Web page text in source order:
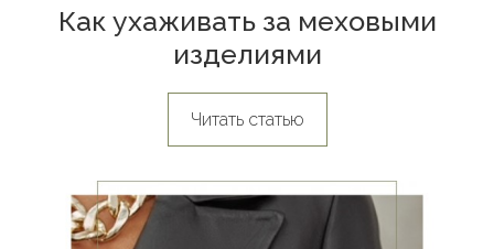
Как ухаживать за меховыми
изделиями
Читать статью